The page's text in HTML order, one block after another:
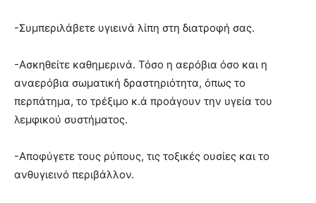
-Συμπεριλάβετε υγιεινά λίπη στη διατροφή σας.
-Ασκηθείτε καθημερινά. Τόσο η αερόβια όσο και η
αναερόβια σωματική δραστηριότητα, όπως το
περπάτημα, το τρέξιμο κ.ά προάγουν την υγεία του
λεμφικού συστήματος.
-Αποφύγετε τους ρύπους, τις τοξικές ουσίες και το
ανθυγιεινό περιβάλλον.